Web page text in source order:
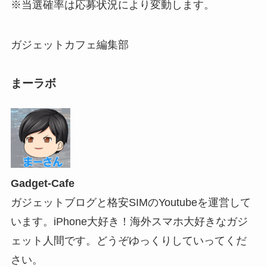
※当選確率は応募状況により変動します。
ガジェットカフェ編集部
まーラボ
Gadget-Cafe
ガジェットブログと格安SIMのYoutubeを運営して
います。iPhone大好き！海外スマホ大好きなガジ
ェット人間です。どうぞゆっくりしていってくだ
さい。